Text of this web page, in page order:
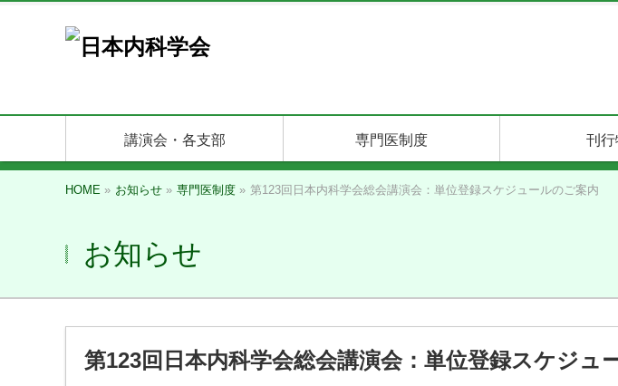
講演会・各支部 専門医制度 刊行
HOME » お知らせ » 専門医制度 » 第123回日本内科学会総会講演会：単位登録スケジュールのご案内
お知らせ
第123回日本内科学会総会講演会：単位登録スケジュ